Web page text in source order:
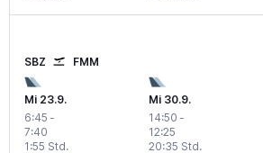
SBZ FMM
Mi 23.9.
6:45 -
7:40
1:55 Std.
Mi 30.9.
14:50 -
12:25
20:35 Std.